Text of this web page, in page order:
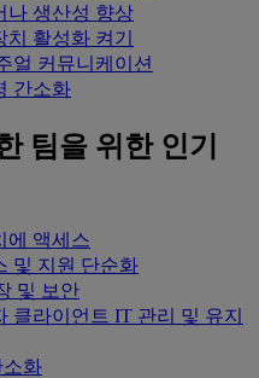
나 생산성 향상
치 활성화 켜기
얼 커뮤니케이션
간소화
팀을 위한 인기
에 액세스
및 지원 단순화
및 보안
클라이언트 IT 관리 및 유지
소화